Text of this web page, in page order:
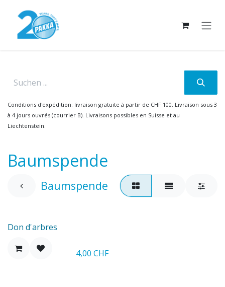
Conditions d'expédition: livraison gratuite à partir de CHF 100. Livraison sous 3
à 4 jours ouvrés (courrier B). Livraisons possibles en Suisse et au
Liechtenstein.
Baumspende
Baumspende
Don d'arbres
4,00 CHF